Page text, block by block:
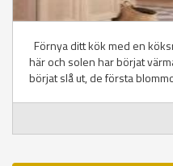
Förnya ditt kök med en
här och solen har börjat
börjat slå ut, de första